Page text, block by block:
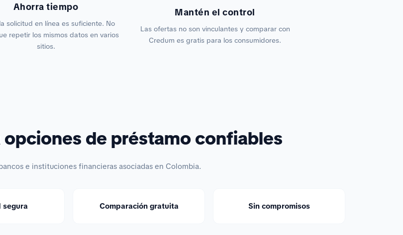
Ahorra tiempo
solicitud en línea es suficiente. No
repetir los mismos datos en varios
sitios.
Mantén el control
Las ofertas no son vinculantes y comparar con
Credum es gratis para los consumidores.
de préstamo confiables
e instituciones financieras asociadas en Colombia.
segura Comparación gratuita Sin compromisos